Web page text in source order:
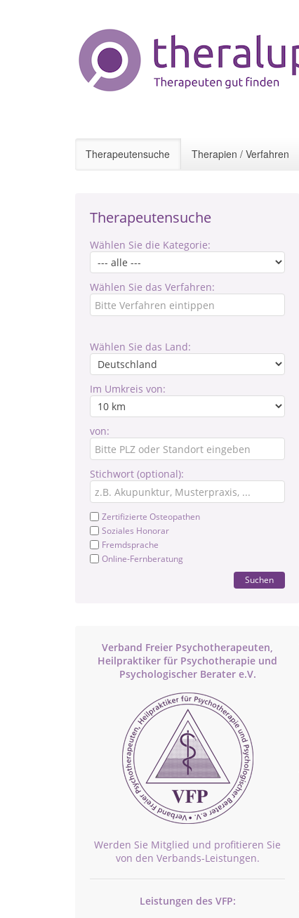
Therapeutensuche Therapien / Verfahren
Therapeutensuche
Wählen Sie die Kategorie:
Wählen Sie das Verfahren:
Wählen Sie das Land:
Im Umkreis von:
von:
Stichwort (optional):
Zertifizierte Osteopathen
Soziales Honorar
Fremdsprache
Online-Fernberatung
Suchen
Verband Freier Psychotherapeuten,
Heilpraktiker für Psychotherapie und
Psychologischer Berater e.V.
Werden Sie Mitglied und profitieren Sie
von den Verbands-Leistungen.
Leistungen des VFP: